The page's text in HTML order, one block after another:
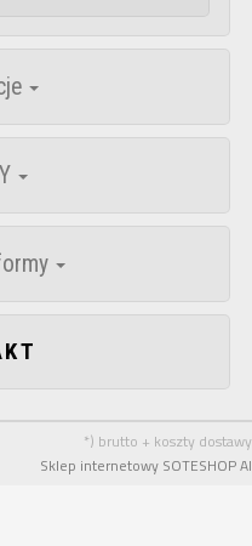
*) brutto + koszty dostawy
Sklep internetowy SOTESHOP AI